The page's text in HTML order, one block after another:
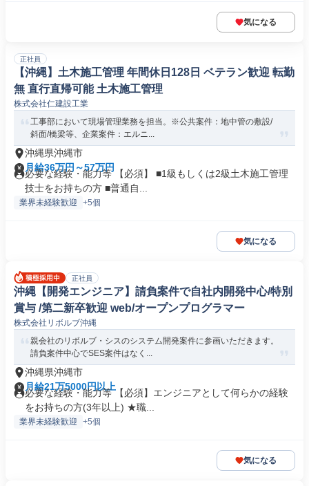
気になる
正社員
【沖縄】土木施工管理 年間休日128日 ベテラン歓迎 転勤
無 直行直帰可能 土木施工管理
株式会社仁建設工業
工事部において現場管理業務を担当。※公共案件：地中管の敷設/
斜面/橋梁等、企業案件：エルニ...
沖縄県沖縄市
月給36万円～57万円
必要な経験・能力等 【必須】 ■1級もしくは2級土木施工管理
技士をお持ちの方 ■普通自...
業界未経験歓迎 +5個
気になる
正社員
沖縄【開発エンジニア】請負案件で自社内開発中心/特別
賞与 /第二新卒歓迎 web/オープンプログラマー
株式会社リボルブ沖縄
親会社のリボルブ・シスのシステム開発案件に参画いただきます。
請負案件中心でSES案件はなく...
沖縄県沖縄市
月給21万5000円以上
必要な経験・能力等 【必須】エンジニアとして何らかの経験
をお持ちの方(3年以上) ★職...
業界未経験歓迎 +5個
気になる